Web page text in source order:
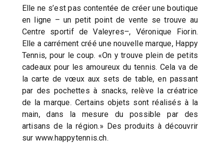
Elle ne s’est pas contentée de créer une boutique
en ligne – un petit point de vente se trouve au
Centre sportif de Valeyres–, Véronique Fiorin.
Elle a carrément créé une nouvelle marque, Happy
Tennis, pour le coup. «On y trouve plein de petits
cadeaux pour les amoureux du tennis. Cela va de
la carte de vœux aux sets de table, en passant
par des pochettes à snacks, relève la créatrice
de la marque. Certains objets sont réalisés à la
main, dans la mesure du possible par des
artisans de la région.» Des produits à découvrir
sur www.happytennis.ch.